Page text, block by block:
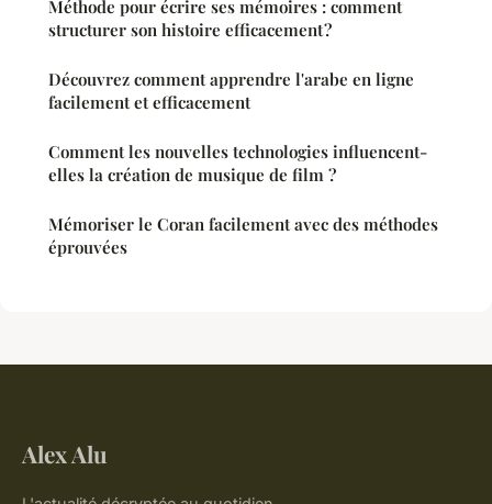
Méthode pour écrire ses mémoires : comment
structurer son histoire efficacement ?
Découvrez comment apprendre l'arabe en ligne
facilement et efficacement
Comment les nouvelles technologies influencent-
elles la création de musique de film ?
Mémoriser le Coran facilement avec des méthodes
éprouvées
Alex Alu